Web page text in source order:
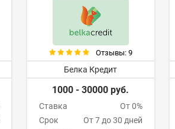
Отзывы: 9
Белка Кредит
1000 - 30000 руб.
Ставка
От 0%
Срок
От 7 до 30 дней